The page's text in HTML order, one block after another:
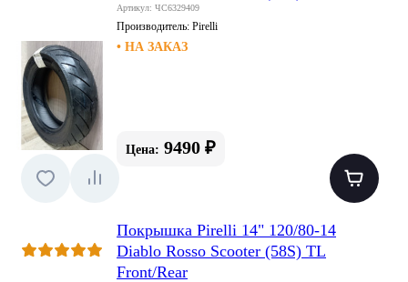
Артикул: ЧС6329409
Производитель: Pirelli
• НА ЗАКАЗ
Цена: 9490 ₽
Покрышка Pirelli 14" 120/80-14
Diablo Rosso Scooter (58S) TL
Front/Rear